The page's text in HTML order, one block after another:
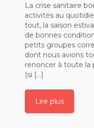
La crise sanitaire
activités au
tout, la saison
de bonnes
petits groupes
dont nous avions
renoncer à toute la
(si […]
Lire plus